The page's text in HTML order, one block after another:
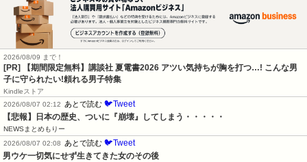
2026/08/09 まで！
[PR] 【期間限定無料】講談社 夏電書2026 アツい気持ちが胸を打つ…! こんな男
子に守られたい!頼れる男子特集
Kindleストア
2026/08/07 02:12
あとで読む 🐦Tweet
【悲報】日本の歴史、ついに『崩壊』してしまう・・・・・
NEWSまとめもりー
2026/08/07 02:08
あとで読む 🐦Tweet
男ウケ一切気にせず生きてきた女のその後